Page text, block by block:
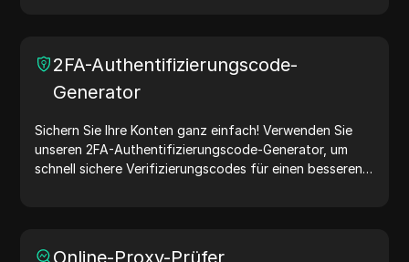
2FA-Authentifizierungscode-
Generator
Sichern Sie Ihre Konten ganz einfach! Verwenden Sie
unseren 2FA-Authentifizierungscode-Generator, um
schnell sichere Verifizierungscodes für einen besseren
Online-Proxy-Prüfer